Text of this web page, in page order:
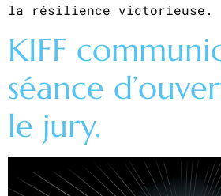
la résilience victorieuse.
KIFF
séance
le jury.